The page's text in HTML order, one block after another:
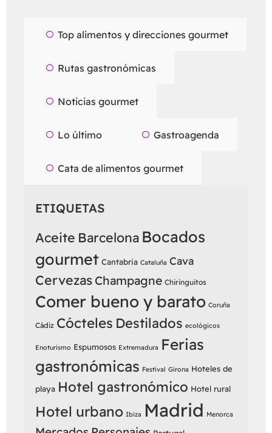
Top alimentos y direcciones gourmet
Rutas gastronómicas
Noticias gourmet
Lo último Gastroagenda
Cata de alimentos gourmet
ETIQUETAS
Aceite Barcelona Bocados
gourmet Cantabria Cataluña Cava
Cervezas Champagne Chiringuitos
Comer bueno y barato Coruña
Cádiz Cócteles Destilados ecológicos
Enoturismo Espumosos Extremadura Ferias
gastronómicas Festival Girona Hoteles de
playa Hotel gastronómico Hotel rural
Hotel urbano Ibiza Madrid Menorca